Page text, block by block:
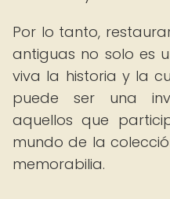
Por lo tanto,
antiguas no solo es
viva la historia y la
puede ser una
aquellos que
mundo de la
memorabilia.